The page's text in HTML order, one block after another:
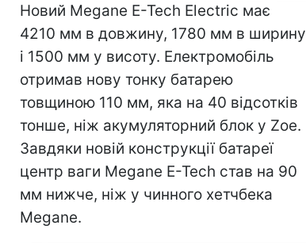
Новий Megane E-Tech Electric має
4210 мм в довжину, 1780 мм в ширину
і 1500 мм у висоту. Електромобіль
отримав нову тонку батарею
товщиною 110 мм, яка на 40 відсотків
тонше, ніж акумуляторний блок у Zoe.
Завдяки новій конструкції батареї
центр ваги Megane E-Tech став на 90
мм нижче, ніж у чинного хетчбека
Megane.